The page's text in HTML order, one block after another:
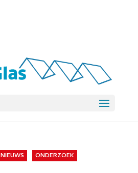
NIEUWS ONDERZOEK